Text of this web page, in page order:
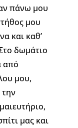
πάνω μου
μου
και καθ’
δωμάτιο
από
μου,
μας και